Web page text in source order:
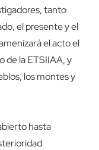
tanto
el presente y el
el acto el
de la ETSIIAA, y
los montes y
hasta